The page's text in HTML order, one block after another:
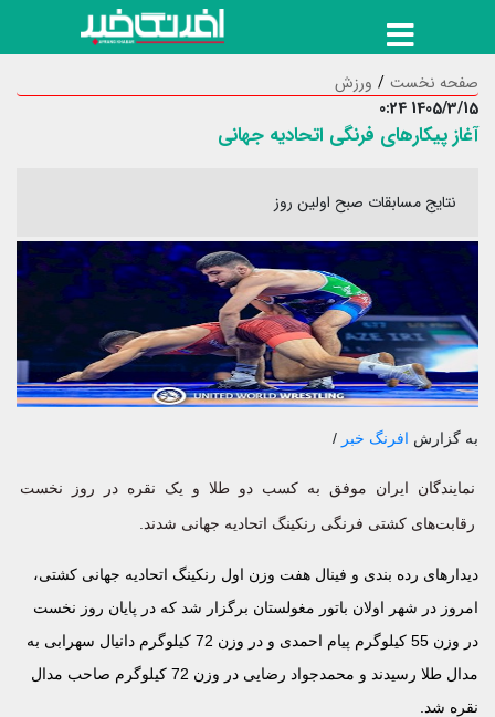
صفحه نخست
ورزش
1405/3/15 0:24
آغاز پیکارهای فرنگی اتحادیه جهانی
نتایج مسابقات صبح اولین روز
به گزارش افرنگ خبر /
نمایندگان ایران موفق به کسب دو طلا و یک نقره در روز نخست
رقابت‌های کشتی فرنگی رنکینگ اتحادیه جهانی شدند.
دیدارهای رده بندی و فینال هفت وزن اول رنکینگ اتحادیه جهانی کشتی،
امروز در شهر اولان باتور مغولستان برگزار شد که در پایان روز نخست
در وزن 55 کیلوگرم پیام احمدی و در وزن 72 کیلوگرم دانیال سهرابی به
مدال طلا رسیدند و محمدجواد رضایی در وزن 72 کیلوگرم صاحب مدال
نقره شد.